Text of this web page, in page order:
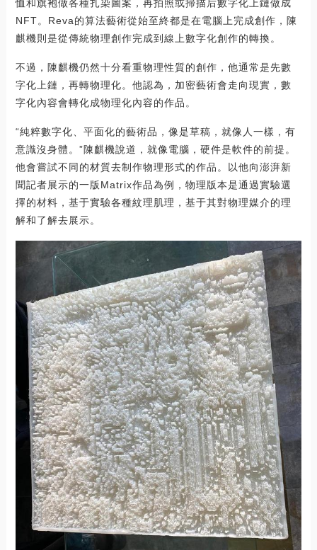
恤和旗袍做各種扎染圖案，再拍照或掃描后數字化上鏈做成
NFT。Reva的算法藝術從始至終都是在電腦上完成創作，陳
麒機則是從傳統物理創作完成到線上數字化創作的轉換。
不過，陳麒機仍然十分看重物理性質的創作，他通常是先數
字化上鏈，再轉物理化。他認為，加密藝術會走向現實，數
字化內容會轉化成物理化內容的作品。
“純粹數字化、平面化的藝術品，像是草稿，就像人一樣，有
意識沒身體。”陳麒機說道，就像電腦，硬件是軟件的前提。
他會嘗試不同的材質去制作物理形式的作品。以他向澎湃新
聞記者展示的一版Matrix作品為例，物理版本是通過實驗選
擇的材料，基于實驗各種紋理肌理，基于其對物理媒介的理
解和了解去展示。